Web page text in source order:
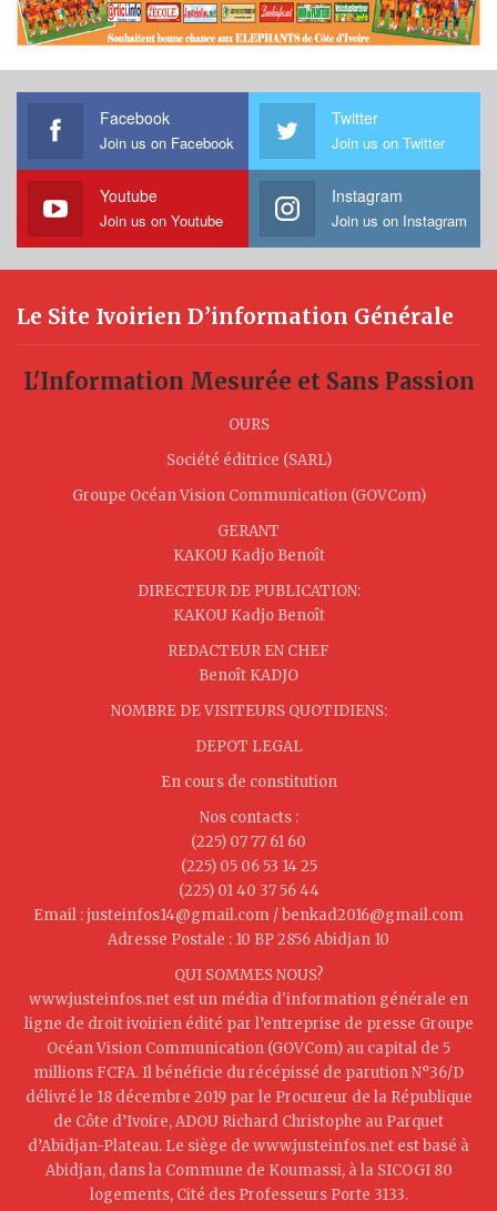
Facebook
Join us on Facebook
Twitter
Join us on Twitter
Youtube
Join us on Youtube
Instagram
Join us on Instagram
Le Site Ivoirien D’information Générale
L'Information Mesurée et Sans Passion
OURS
Société éditrice (SARL)
Groupe Océan Vision Communication (GOVCom)
GERANT
KAKOU Kadjo Benoît
DIRECTEUR DE PUBLICATION:
KAKOU Kadjo Benoît
REDACTEUR EN CHEF
Benoît KADJO
NOMBRE DE VISITEURS QUOTIDIENS:
DEPOT LEGAL
En cours de constitution
Nos contacts :
(225) 07 77 61 60
(225) 05 06 53 14 25
(225) 01 40 37 56 44
Email : justeinfos14@gmail.com / benkad2016@gmail.com
Adresse Postale : 10 BP 2856 Abidjan 10
QUI SOMMES NOUS?
www.justeinfos.net est un média d'information générale en
ligne de droit ivoirien édité par l’entreprise de presse Groupe
Océan Vision Communication (GOVCom) au capital de 5
millions FCFA. Il bénéficie du récépissé de parution N°36/D
délivré le 18 décembre 2019 par le Procureur de la République
de Côte d’Ivoire, ADOU Richard Christophe au Parquet
d’Abidjan-Plateau. Le siège de www.justeinfos.net est basé à
Abidjan, dans la Commune de Koumassi, à la SICOGI 80
logements, Cité des Professeurs Porte 3133.